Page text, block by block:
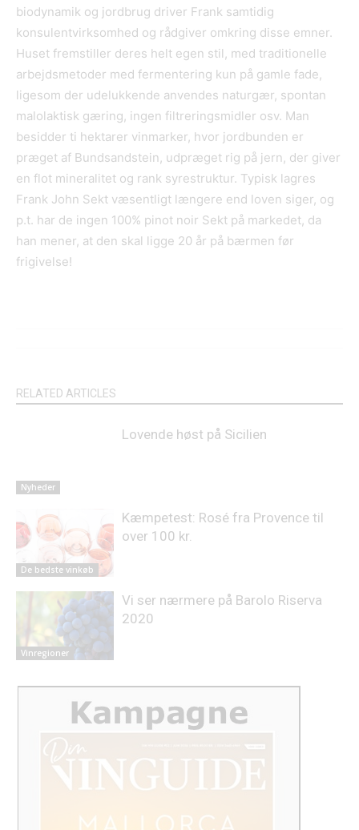
biodynamik og jordbrug driver Frank samtidig
konsulentvirksomhed og rådgiver omkring disse emner.
Huset fremstiller deres helt egen stil, med traditionelle
arbejdsmetoder med fermentering kun på gamle fade,
ligesom der udelukkende anvendes naturgær, spontan
malolaktisk gæring, ingen filtreringsmidler osv. Man
besidder ti hektarer vinmarker, hvor jordbunden er
præget af Bundsandstein, udpræget rig på jern, der giver
en flot mineralitet og rank syrestruktur. Typisk lagres
Frank John Sekt væsentligt længere end loven siger, og
p.t. har de ingen 100% pinot noir Sekt på markedet, da
han mener, at den skal ligge 20 år på bærmen før
frigivelse!
RELATED ARTICLES
Nyheder
Lovende høst på Sicilien
De bedste vinkøb
Kæmpetest: Rosé fra Provence til
over 100 kr.
Vinregioner
Vi ser nærmere på Barolo Riserva
2020